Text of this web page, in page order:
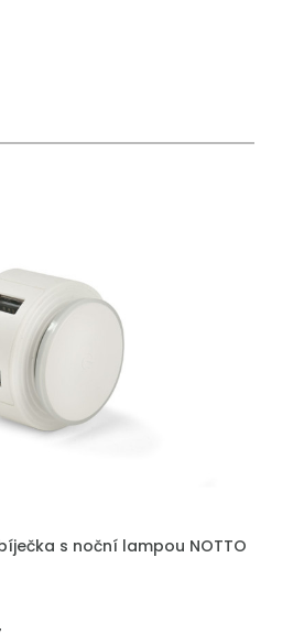
s noční lampou NOTTO